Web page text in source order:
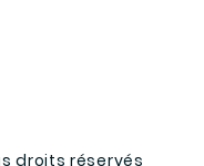
droits réservés